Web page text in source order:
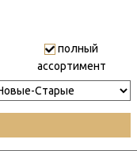
полный
ассортимент